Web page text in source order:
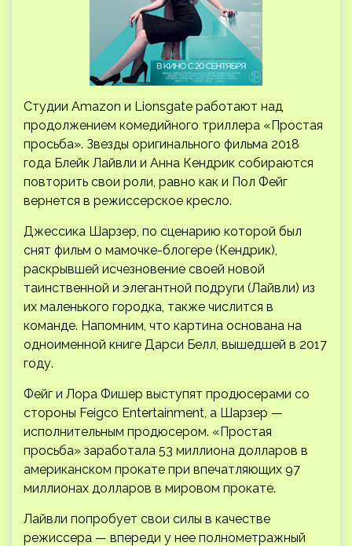
Студии Amazon и Lionsgate работают над
продолжением комедийного триллера «Простая
просьба». Звезды оригинального фильма 2018
года Блейк Лайвли и Анна Кендрик собираются
повторить свои роли, равно как и Пол Фейг
вернется в режиссерское кресло.
Джессика Шарзер, по сценарию которой был
снят фильм о мамочке-блогере (Кендрик),
раскрывшей исчезновение своей новой
таинственной и элегантной подруги (Лайвли) из
их маленького городка, также числится в
команде. Напомним, что картина основана на
одноименной книге Дарси Белл, вышедшей в 2017
году.
Фейг и Лора Фишер выступят продюсерами со
стороны Feigco Entertainment, а Шарзер —
исполнительным продюсером. «Простая
просьба» заработала 53 миллиона долларов в
американском прокате при впечатляющих 97
миллионах долларов в мировом прокате.
Лайвли попробует свои силы в качестве
режиссера — впереди у нее полнометражный